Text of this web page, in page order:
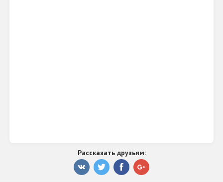
Рассказать друзьям: